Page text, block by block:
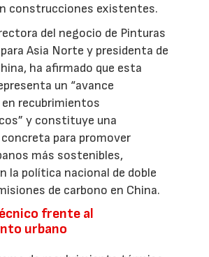
construcciones existentes.
del negocio de Pinturas
Asia Norte y presidenta de
ha afirmado que esta
un “avance
recubrimientos
y constituye una
para promover
más sostenibles,
la política nacional de doble
de carbono en China.
frente al
urbano